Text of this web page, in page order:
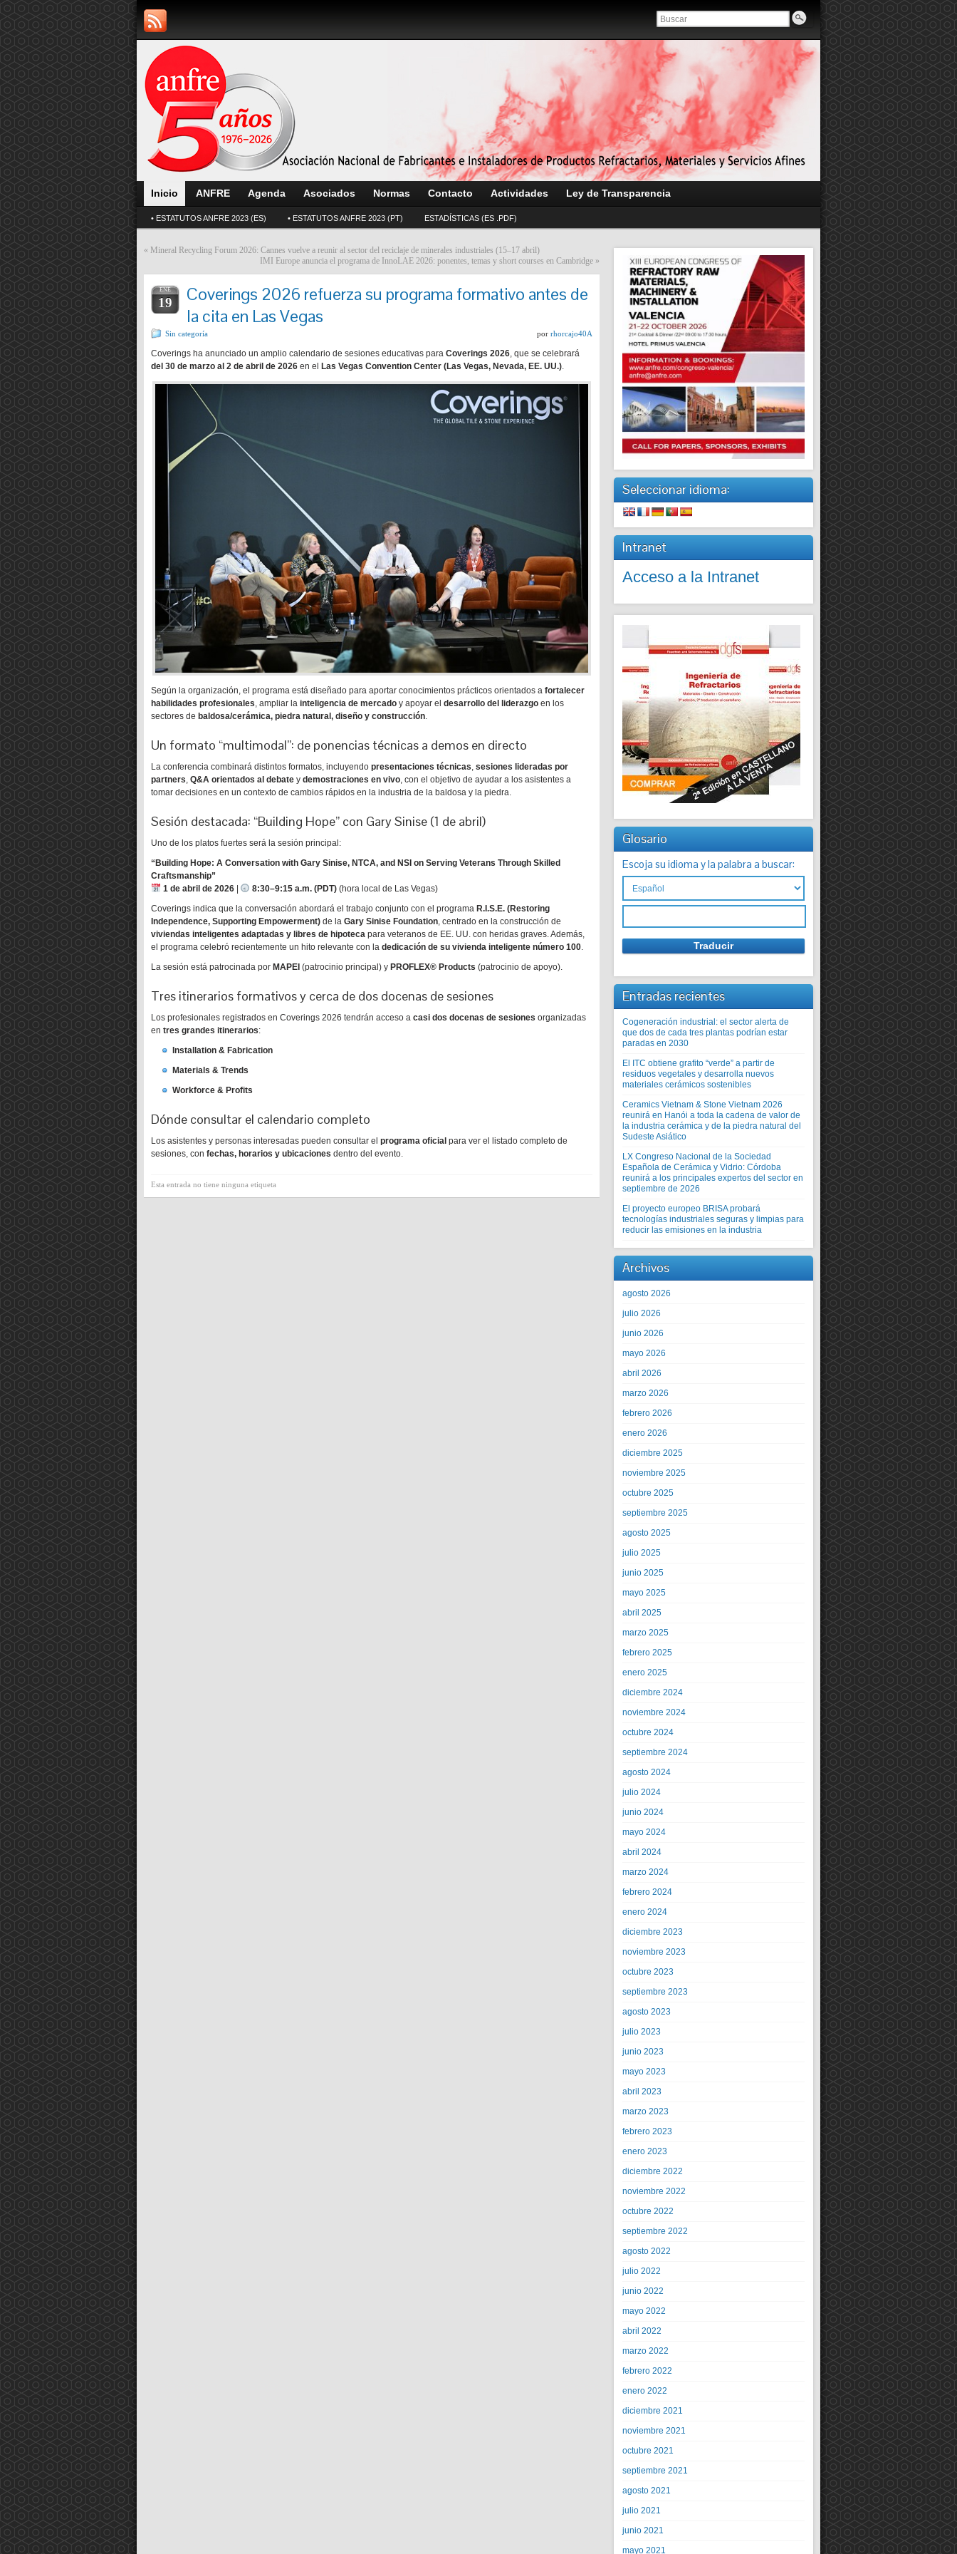
Inicio ANFRE Agenda Asociados Normas Contacto Actividades Ley de Transparencia
• ESTATUTOS ANFRE 2023 (ES) • ESTATUTOS ANFRE 2023 (PT) ESTADÍSTICAS (ES .PDF)
« Mineral Recycling Forum 2026: Cannes vuelve a reunir al sector del reciclaje de minerales industriales (15–17 abril)
IMI Europe anuncia el programa de InnoLAE 2026: ponentes, temas y short courses en Cambridge »
ENE
19
Coverings 2026 refuerza su programa formativo antes de
la cita en Las Vegas
Sin categoría por rhorcajo40A
Coverings ha anunciado un amplio calendario de sesiones educativas para Coverings 2026, que se celebrará
del 30 de marzo al 2 de abril de 2026 en el Las Vegas Convention Center (Las Vegas, Nevada, EE. UU.).
Según la organización, el programa está diseñado para aportar conocimientos prácticos orientados a fortalecer
habilidades profesionales , ampliar la inteligencia de mercado y apoyar el desarrollo del liderazgo en los
sectores de baldosa/cerámica, piedra natural, diseño y construcción
Un formato “multimodal”: de ponencias técnicas a demos en directo
La conferencia combinará distintos formatos, incluyendo presentaciones técnicas sesiones lideradas por
partners Q&A orientados al debate y demostraciones en vivo , con el objetivo de ayudar a los asistentes a
tomar decisiones en un contexto de cambios rápidos en la industria de la baldosa y la piedra.
Sesión destacada: “Building Hope” con Gary Sinise (1 de abril)
Uno de los platos fuertes será la sesión principal:
“Building Hope: A Conversation with Gary Sinise, NTCA, and NSI on Serving Veterans Through Skilled
Craftsmanship”
1 de abril de 2026| 8:30–9:15 a.m. (PDT) (hora local de Las Vegas)
Coverings indica que la conversación abordará el trabajo conjunto con el programa R.I.S.E. (Restoring
Independence, Supporting Empowerment) de la Gary Sinise Foundation , centrado en la construcción de
viviendas inteligentes adaptadas y libres de hipoteca para veteranos de EE. UU. con heridas graves. Además,
el programa celebró recientemente un hito relevante con la dedicación de su vivienda inteligente número 100
La sesión está patrocinada por MAPEI (patrocinio principal) y PROFLEX® Products (patrocinio de apoyo).
Tres itinerarios formativos y cerca de dos docenas de sesiones
Los profesionales registrados en Coverings 2026 tendrán acceso a casi dos docenas de sesiones organizadas
en tres grandes itinerarios:
Installation & Fabrication
Materials & Trends
Workforce & Profits
Dónde consultar el calendario completo
Los asistentes y personas interesadas pueden consultar el programa oficial para ver el listado completo de
sesiones, con fechas, horarios y ubicaciones dentro del evento.
Esta entrada no tiene ninguna etiqueta
Seleccionar idioma:
Intranet
Acceso a la Intranet
Glosario
Escoja su idioma y la palabra a buscar:
Entradas recientes
Cogeneración industrial: el sector alerta de
que dos de cada tres plantas podrían estar
paradas en 2030
El ITC obtiene grafito “verde” a partir de
residuos vegetales y desarrolla nuevos
materiales cerámicos sostenibles
Ceramics Vietnam & Stone Vietnam 2026
reunirá en Hanói a toda la cadena de valor de
la industria cerámica y de la piedra natural del
Sudeste Asiático
LX Congreso Nacional de la Sociedad
Española de Cerámica y Vidrio: Córdoba
reunirá a los principales expertos del sector en
septiembre de 2026
El proyecto europeo BRISA probará
tecnologías industriales seguras y limpias para
reducir las emisiones en la industria
Archivos
agosto 2026
julio 2026
junio 2026
mayo 2026
abril 2026
marzo 2026
febrero 2026
enero 2026
diciembre 2025
noviembre 2025
octubre 2025
septiembre 2025
agosto 2025
julio 2025
junio 2025
mayo 2025
abril 2025
marzo 2025
febrero 2025
enero 2025
diciembre 2024
noviembre 2024
octubre 2024
septiembre 2024
agosto 2024
julio 2024
junio 2024
mayo 2024
abril 2024
marzo 2024
febrero 2024
enero 2024
diciembre 2023
noviembre 2023
octubre 2023
septiembre 2023
agosto 2023
julio 2023
junio 2023
mayo 2023
abril 2023
marzo 2023
febrero 2023
enero 2023
diciembre 2022
noviembre 2022
octubre 2022
septiembre 2022
agosto 2022
julio 2022
junio 2022
mayo 2022
abril 2022
marzo 2022
febrero 2022
enero 2022
diciembre 2021
noviembre 2021
octubre 2021
septiembre 2021
agosto 2021
julio 2021
junio 2021
mayo 2021